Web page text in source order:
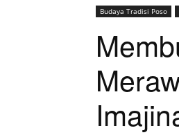
Budaya Tradisi Poso